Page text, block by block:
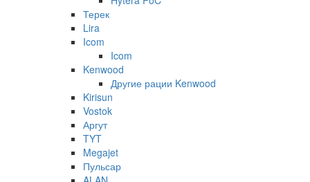
Терек
Lira
Icom
Icom
Kenwood
Другие рации Kenwood
Kirisun
Vostok
Аргут
TYT
Megajet
Пульсар